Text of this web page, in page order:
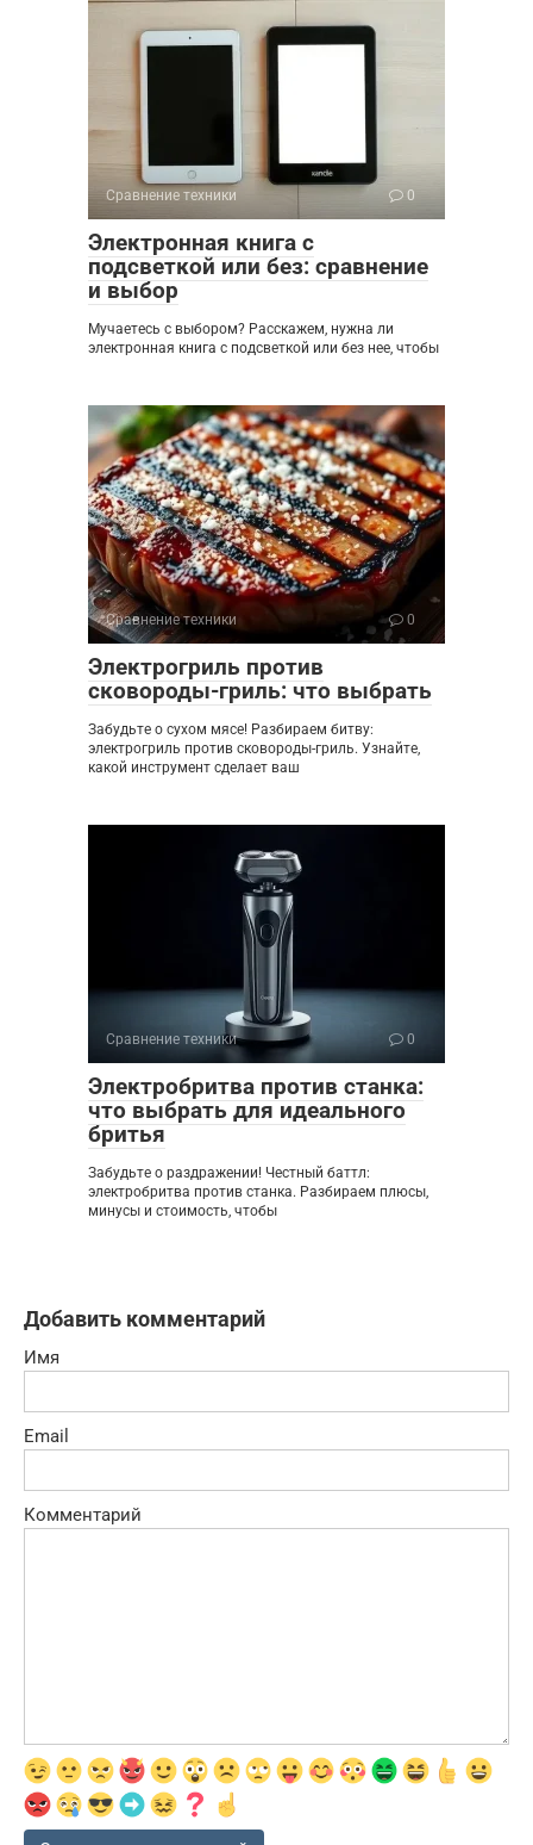
Сравнение техники 0
Электронная книга с
подсветкой или без: сравнение
и выбор
Мучаетесь с выбором? Расскажем, нужна ли
электронная книга с подсветкой или без нее, чтобы
Сравнение техники 0
Электрогриль против
сковороды-гриль: что выбрать
Забудьте о сухом мясе! Разбираем битву:
электрогриль против сковороды-гриль. Узнайте,
какой инструмент сделает ваш
Сравнение техники 0
Электробритва против станка:
что выбрать для идеального
бритья
Забудьте о раздражении! Честный баттл:
электробритва против станка. Разбираем плюсы,
минусы и стоимость, чтобы
Добавить комментарий
Имя
Email
Комментарий